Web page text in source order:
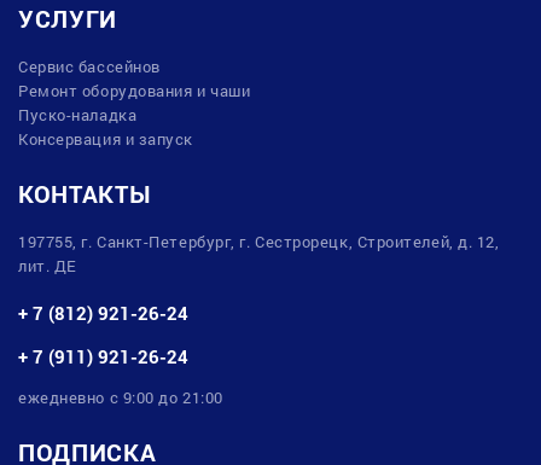
УСЛУГИ
Сервис бассейнов
Ремонт оборудования и чаши
Пуско-наладка
Консервация и запуск
КОНТАКТЫ
197755, г. Санкт-Петербург, г. Сестрорецк, Строителей, д. 12,
лит. ДЕ
+ 7 (812) 921-26-24
+ 7 (911) 921-26-24
ежедневно с 9:00 до 21:00
ПОДПИСКА